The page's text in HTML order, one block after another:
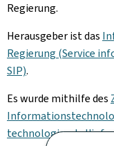
Regierung.
Herausgeber ist das
Regierung (Service
SIP).
Es wurde mithilfe des
technologies de